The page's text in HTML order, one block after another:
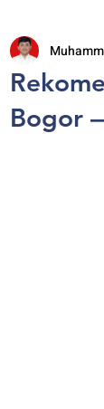
Bogor